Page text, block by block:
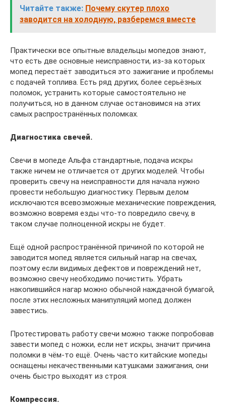
Читайте также: Почему скутер плохо
заводится на холодную, разберемся вместе
Практически все опытные владельцы мопедов знают,
что есть две основные неисправности, из-за которых
мопед перестаёт заводиться это зажигание и проблемы
с подачей топлива. Есть ряд других, более серьёзных
поломок, устранить которые самостоятельно не
получиться, но в данном случае остановимся на этих
самых распространённых поломках.
Диагностика свечей.
Свечи в мопеде Альфа стандартные, подача искры
также ничем не отличается от других моделей. Чтобы
проверить свечу на неисправности для начала нужно
провести небольшую диагностику. Первым делом
исключаются всевозможные механические повреждения,
возможно вовремя езды что-то повредило свечу, в
таком случае полноценной искры не будет.
Ещё одной распространённой причиной по которой не
заводится мопед является сильный нагар на свечах,
поэтому если видимых дефектов и повреждений нет,
возможно свечу необходимо почистить. Убрать
накопившийся нагар можно обычной наждачной бумагой,
после этих несложных манипуляций мопед должен
завестись.
Протестировать работу свечи можно также попробовав
завести мопед с ножки, если нет искры, значит причина
поломки в чём-то ещё. Очень часто китайские мопеды
оснащены некачественными катушками зажигания, они
очень быстро выходят из строя.
Компрессия.